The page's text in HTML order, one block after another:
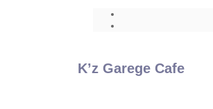
K’z Garege Cafe